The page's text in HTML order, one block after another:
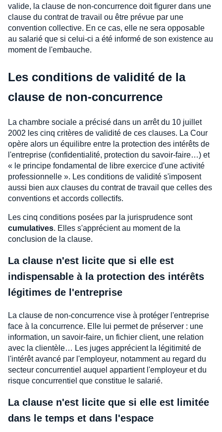
valide, la clause de non-concurrence doit figurer dans une
clause du contrat de travail ou être prévue par une
convention collective. En ce cas, elle ne sera opposable
au salarié que si celui-ci a été informé de son existence au
moment de l'embauche.
Les conditions de validité de la
clause de non-concurrence
La chambre sociale a précisé dans un arrêt du 10 juillet
2002 les cinq critères de validité de ces clauses. La Cour
opère alors un équilibre entre la protection des intérêts de
l'entreprise (confidentialité, protection du savoir-faire…) et
« le principe fondamental de libre exercice d'une activité
professionnelle ». Les conditions de validité s'imposent
aussi bien aux clauses du contrat de travail que celles des
conventions et accords collectifs.
Les cinq conditions posées par la jurisprudence sont
cumulatives. Elles s'apprécient au moment de la
conclusion de la clause.
La clause n'est licite que si elle est
indispensable à la protection des intérêts
légitimes de l'entreprise
La clause de non-concurrence vise à protéger l'entreprise
face à la concurrence. Elle lui permet de préserver : une
information, un savoir-faire, un fichier client, une relation
avec la clientèle… Les juges apprécient la légitimité de
l'intérêt avancé par l'employeur, notamment au regard du
secteur concurrentiel auquel appartient l'employeur et du
risque concurrentiel que constitue le salarié.
La clause n'est licite que si elle est limitée
dans le temps et dans l'espace